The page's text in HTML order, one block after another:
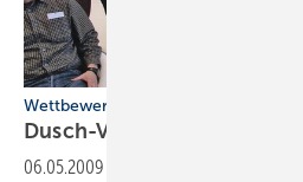
Wettbewerb bringt neue Ideen
Dusch-Visionen
06.05.2009